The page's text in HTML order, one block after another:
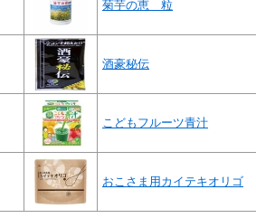
菊芋の恵 粒
酒豪秘伝
こどもフルーツ青汁
おこさま用カイテキオリゴ